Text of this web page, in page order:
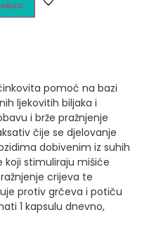
pomoć na bazi
ljekovitih biljaka i
i brže pražnjenje
čije se djelovanje
dobivenim iz suhih
koji stimuliraju mišiće
crijeva te
protiv grčeva i potiču
1 kapsulu dnevno,